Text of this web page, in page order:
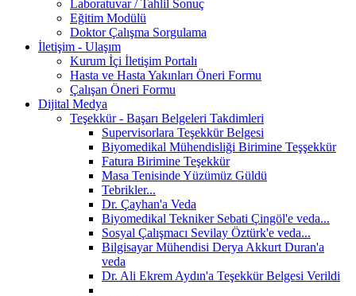
Laboratuvar / Tahlil Sonuç
Eğitim Modülü
Doktor Çalışma Sorgulama
İletişim - Ulaşım
Kurum İçi İletişim Portalı
Hasta ve Hasta Yakınları Öneri Formu
Çalışan Öneri Formu
Dijital Medya
Teşekkür - Başarı Belgeleri Takdimleri
Supervisorlara Teşekkür Belgesi
Biyomedikal Mühendisliği Birimine Teşşekkür
Fatura Birimine Teşekkür
Masa Tenisinde Yüzümüz Güldü
Tebrikler...
Dr. Çayhan'a Veda
Biyomedikal Tekniker Sebati Çingöl'e veda...
Sosyal Çalışmacı Sevilay Öztürk'e veda...
Bilgisayar Mühendisi Derya Akkurt Duran'a
veda
Dr. Ali Ekrem Aydın'a Teşekkür Belgesi Verildi